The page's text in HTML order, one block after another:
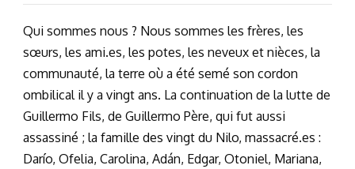
Qui sommes nous ? Nous sommes les frères, les
sœurs, les ami.es, les potes, les neveux et nièces, la
communauté, la terre où a été semé son cordon
ombilical il y a vingt ans. La continuation de la lutte de
Guillermo Fils, de Guillermo Père, qui fut aussi
assassiné ; la famille des vingt du Nilo, massacré.es :
Darío, Ofelia, Carolina, Adán, Edgar, Otoniel, Mariana,